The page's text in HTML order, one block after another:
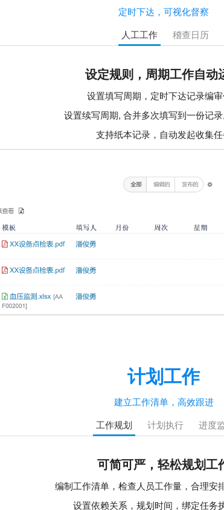
定时下达，可视化督察
人工工作
稽查日历
设定规则，周期工作自动
设置填写周期，定时下达记录编
设置续写周期, 合并多次填写到一份记
支持纸本记录，自动发起收集
计划工作
建立工作清单，高效跟进
工作规划
计划执行 进度
可简可严，轻松规划工
编制工作清单，检查人员工作量，合理安
设置依赖关系，规划时间，绑定任务